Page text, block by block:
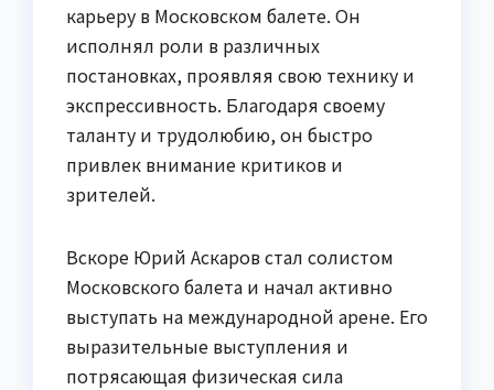
карьеру в Московском балете. Он
исполнял роли в различных
постановках, проявляя свою технику и
экспрессивность. Благодаря своему
таланту и трудолюбию, он быстро
привлек внимание критиков и
зрителей.
Вскоре Юрий Аскаров стал солистом
Московского балета и начал активно
выступать на международной арене. Его
выразительные выступления и
потрясающая физическая сила